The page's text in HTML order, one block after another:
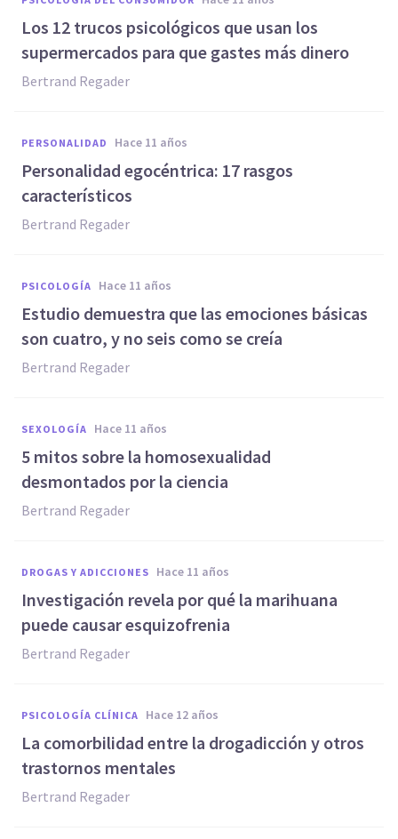
Los 12 trucos psicológicos que usan los
supermercados para que gastes más dinero
Bertrand Regader
PERSONALIDAD hace 11 años
Personalidad egocéntrica: 17 rasgos
característicos
Bertrand Regader
PSICOLOGÍA hace 11 años
Estudio demuestra que las emociones básicas
son cuatro, y no seis como se creía
Bertrand Regader
SEXOLOGÍA hace 11 años
5 mitos sobre la homosexualidad
desmontados por la ciencia
Bertrand Regader
DROGAS Y ADICCIONES hace 11 años
Investigación revela por qué la marihuana
puede causar esquizofrenia
Bertrand Regader
PSICOLOGÍA CLÍNICA hace 12 años
La comorbilidad entre la drogadicción y otros
trastornos mentales
Bertrand Regader